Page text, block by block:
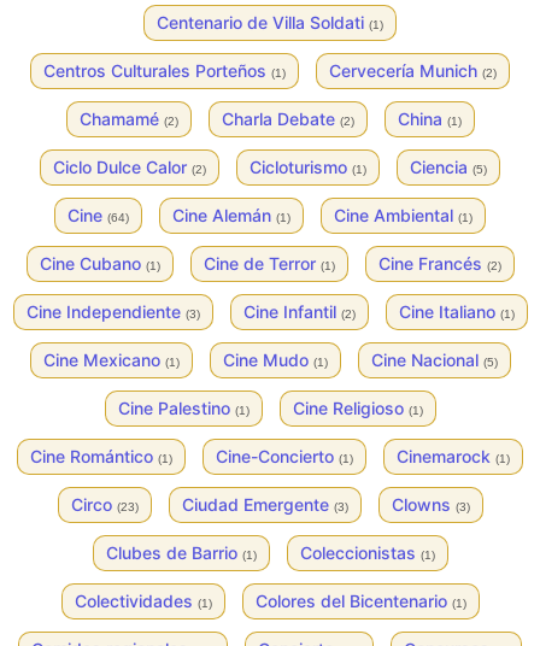
Centenario de Villa Soldati (1)
Centros Culturales Porteños (1) Cervecería Munich (2)
Chamamé (2) Charla Debate (2) China (1)
Ciclo Dulce Calor (2) Cicloturismo (1) Ciencia (5)
Cine (64) Cine Alemán (1) Cine Ambiental (1)
Cine Cubano (1) Cine de Terror (1) Cine Francés (2)
Cine Independiente (3) Cine Infantil (2) Cine Italiano (1)
Cine Mexicano (1) Cine Mudo (1) Cine Nacional (5)
Cine Palestino (1) Cine Religioso (1)
Cine Romántico (1) Cine-Concierto (1) Cinemarock (1)
Circo (23) Ciudad Emergente (3) Clowns (3)
Clubes de Barrio (1) Coleccionistas (1)
Colectividades (1) Colores del Bicentenario (1)